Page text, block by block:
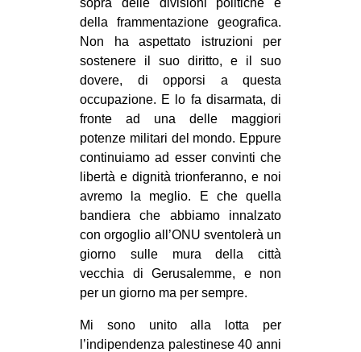
della frammentazione geografica.
Non ha aspettato istruzioni per
sostenere il suo diritto, e il suo
dovere, di opporsi a questa
occupazione. E lo fa disarmata, di
fronte ad una delle maggiori
potenze militari del mondo. Eppure
continuiamo ad esser convinti che
libertà e dignità trionferanno, e noi
avremo la meglio. E che quella
bandiera che abbiamo innalzato
con orgoglio all’ONU sventolerà un
giorno sulle mura della città
vecchia di Gerusalemme, e non
per un giorno ma per sempre.
Mi sono unito alla lotta per
l’indipendenza palestinese 40 anni